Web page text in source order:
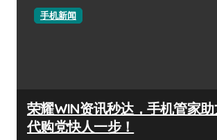
手机新闻
荣耀WIN资讯秒达，手机管家助
代购党快人一步！